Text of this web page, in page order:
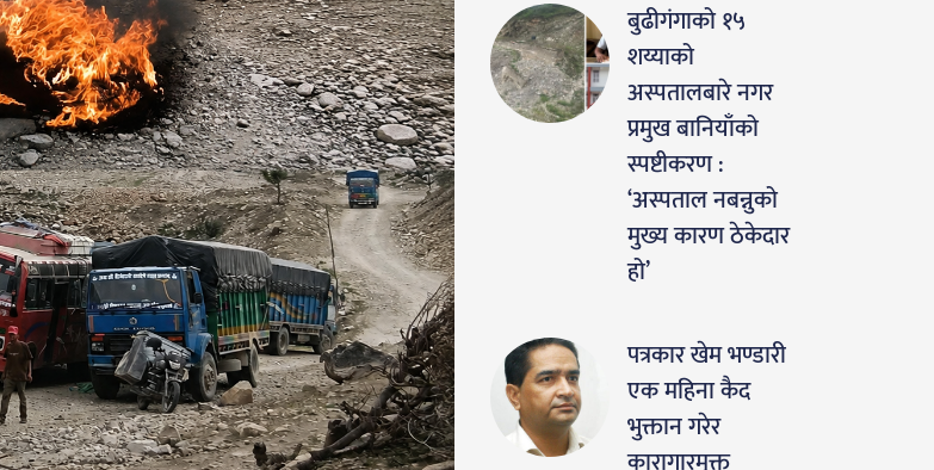
बुढीगंगाको १५
शय्याको
अस्पतालबारे नगर
प्रमुख बानियाँको
स्पष्टीकरण :
‘अस्पताल नबन्नुको
मुख्य कारण ठेकेदार
हो’
पत्रकार खेम भण्डारी
एक महिना कैद
भुक्तान गरेर